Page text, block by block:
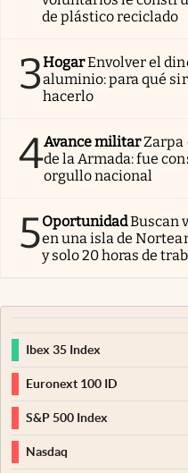
de plástico reciclado
3HogarEnvolver el
aluminio: para qué
hacerlo
4Avance militarZarpa
de la Armada: fue
orgullo nacional
5OportunidadBuscan
en una isla de
y solo 20 horas de
Ibex 35 Index
Euronext 100 ID
S&P 500 Index
Nasdaq